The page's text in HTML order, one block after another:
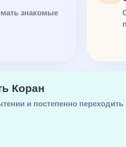
знакомые
Коран
и постепенно переходить